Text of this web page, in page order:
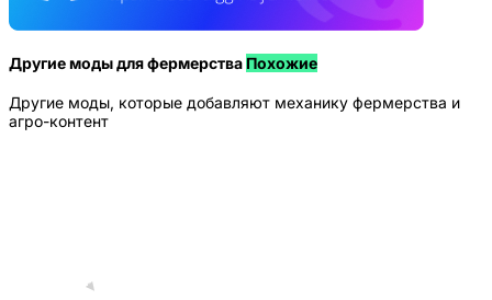
Другие моды для фермерства Похожие
Другие моды, которые добавляют механику фермерства и
агро-контент